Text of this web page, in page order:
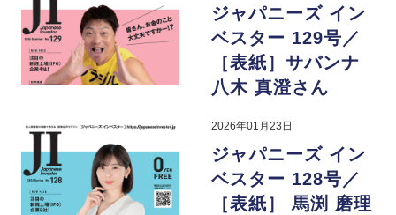
ジャパニーズ イン
ベスター 129号／
［表紙］サバンナ
八木 真澄さん
2026年01月23日
ジャパニーズ イン
ベスター 128号／
［表紙］ 馬渕 磨理